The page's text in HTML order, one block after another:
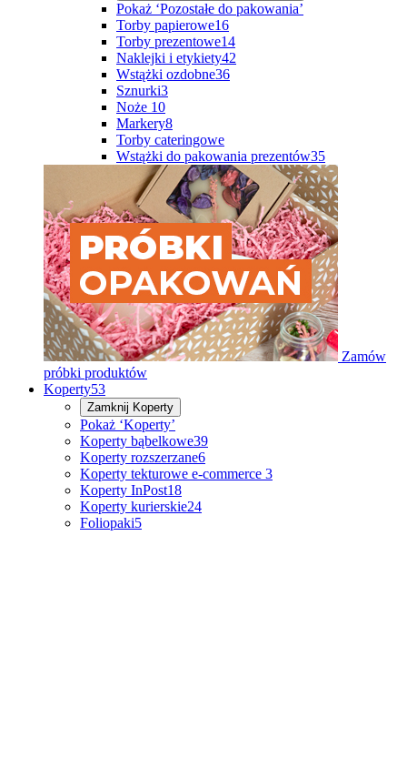
Pokaż ‘Pozostałe do pakowania’
Torby papierowe16
Torby prezentowe14
Naklejki i etykiety42
Wstążki ozdobne36
Sznurki3
Noże 10
Markery8
Torby cateringowe
Wstążki do pakowania prezentów35
Zamów
próbki produktów
Koperty53
Zamknij Koperty
Pokaż ‘Koperty’
Koperty bąbelkowe39
Koperty rozszerzane6
Koperty tekturowe e-commerce 3
Koperty InPost18
Koperty kurierskie24
Foliopaki5